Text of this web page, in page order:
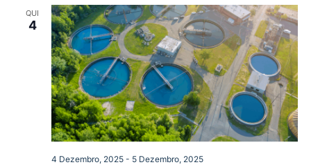
QUI
4
4 Dezembro, 2025- 5 Dezembro, 2025